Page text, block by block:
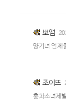
뽀앰
양기녀 언제
조이뜨
홍차소녀제